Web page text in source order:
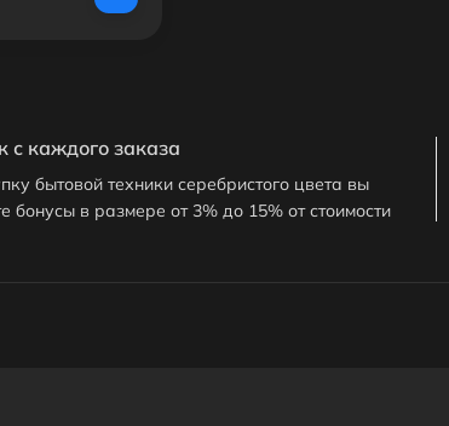
с каждого заказа
бытовой техники серебристого цвета вы
бонусы в размере от 3% до 15% от стоимости